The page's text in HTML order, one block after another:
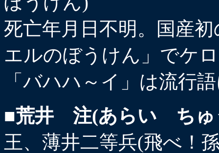
死亡年月日不明。国産
エルのぼうけん」でケ
「バハハ～イ」は流行
■荒井 注(あらい ちゅ
王、薄井二等兵(飛べ！